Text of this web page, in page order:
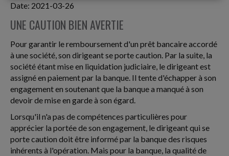
Date: 2021-03-26
UNE CAUTION BIEN AVERTIE
Pour garantir le remboursement d'un prêt bancaire accordé
à une société, son dirigeant se porte caution. Par la suite, la
société étant mise en liquidation judiciaire, le dirigeant est
assigné en paiement par la banque. Il tente d'échapper à son
engagement en soutenant que la banque a manqué à son
devoir de mise en garde à son égard.
Lorsqu'il n'a pas de compétences particulières pour
apprécier la portée de son engagement, le dirigeant qui se
porte caution doit être informé par la banque des risques
inhérents à l'opération. Mais pour la banque, la qualité de